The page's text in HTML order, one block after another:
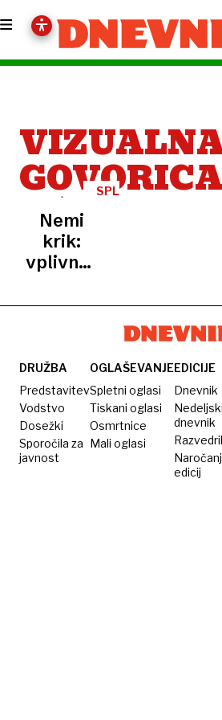
GOVORICA
SPLETNI
Nemi
krik:
vplivneži
tiktoku
enako
gesto,
razlog
ni
naključen
DRUŽBA
Predstavitev
Vodstvo
Dosežki
Sporočila za
javnost
OGLAŠEVANJE
Spletni oglasi
Tiskani oglasi
Osmrtnice
Mali oglasi
EDICIJE
Dnevnik
Nedeljski
dnevnik
edicij